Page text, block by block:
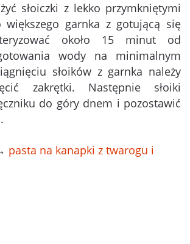
słoiczki z lekko przymkniętymi
większego garnka z gotującą się
około 15 minut od
wody na minimalnym
słoików z garnka należy
zakrętki. Następnie słoiki
do góry dnem i pozostawić
pasta na kanapki z twarogu i